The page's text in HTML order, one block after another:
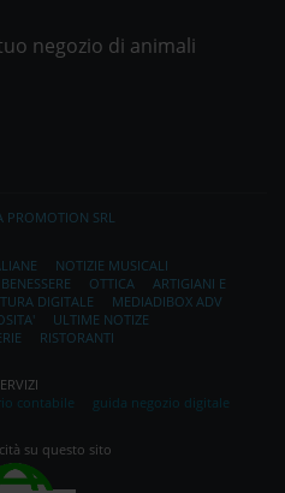
negozio di animali
PROMOTION SRL
NOTIZIE MUSICALI
BENESSERE OTTICA
ARTIGIANI E
DIGITALE
MEDIADIBOX ADV
ULTIME NOTIZE
RISTORANTI
contabile guida negozio digitale
su questo sito